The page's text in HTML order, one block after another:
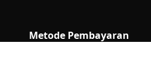
Metode Pembayaran